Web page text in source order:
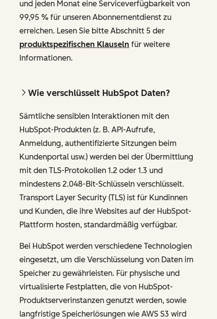
und jeden Monat eine Serviceverfügbarkeit von
99,95 % für unseren Abonnementdienst zu
erreichen. Lesen Sie bitte Abschnitt 5 der
produktspezifischen Klauseln für weitere
Informationen.
Wie verschlüsselt HubSpot Daten?
Sämtliche sensiblen Interaktionen mit den
HubSpot-Produkten (z. B. API-Aufrufe,
Anmeldung, authentifizierte Sitzungen beim
Kundenportal usw.) werden bei der Übermittlung
mit den TLS-Protokollen 1.2 oder 1.3 und
mindestens 2.048-Bit-Schlüsseln verschlüsselt.
Transport Layer Security (TLS) ist für Kundinnen
und Kunden, die ihre Websites auf der HubSpot-
Plattform hosten, standardmäßig verfügbar.
Bei HubSpot werden verschiedene Technologien
eingesetzt, um die Verschlüsselung von Daten im
Speicher zu gewährleisten. Für physische und
virtualisierte Festplatten, die von HubSpot-
Produktserverinstanzen genutzt werden, sowie
langfristige Speicherlösungen wie AWS S3 wird